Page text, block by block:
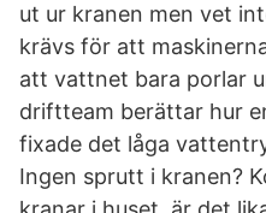
ut ur kranen men vet
krävs för att
att vattnet bara porlar
driftteam berättar hur
fixade det låga
Ingen sprutt i kranen?